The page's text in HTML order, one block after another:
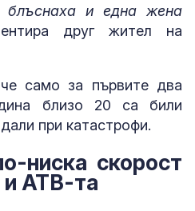
блъснаха и една жена
друг жител на
само за първите два
близо 20 са били
при катастрофи.
ниска скорост
и АТВ-та